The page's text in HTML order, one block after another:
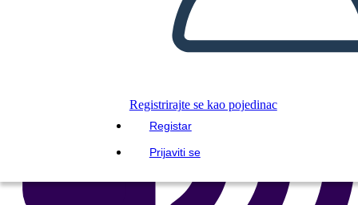
Registrirajte se kao pojedinac
Registar
Prijaviti se